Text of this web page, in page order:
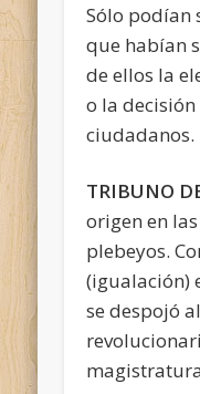
Sólo podían
que habían
de ellos la
o la
ciudadanos.
TRIBUNO
origen en
plebeyos.
(igualación)
se despojó